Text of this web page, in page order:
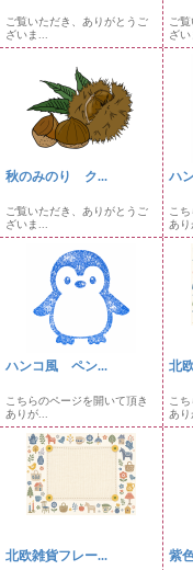
ご覧いただき、ありがとうご
ざいま...
ご
ざい
秋のみのり ク...
ご覧いただき、ありがとうご
ざいま...
ハ
こ
あり
ハンコ風 ペン...
こちらのページを開いて頂き
ありが...
北
こ
あり
北欧雑貨フレー... 紫